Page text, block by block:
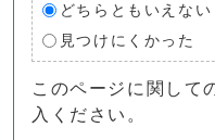
どちらともいえない
見つけにくかった
このページに関して
入ください。